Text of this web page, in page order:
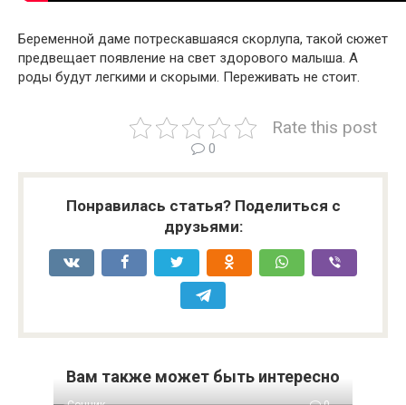
Беременной даме потрескавшаяся скорлупа, такой сюжет
предвещает появление на свет здорового малыша. А
роды будут легкими и скорыми. Переживать не стоит.
Rate this post
0
Понравилась статья? Поделиться с
друзьями:
Вам также может быть интересно